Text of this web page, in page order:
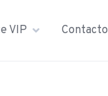
VIP Contacto